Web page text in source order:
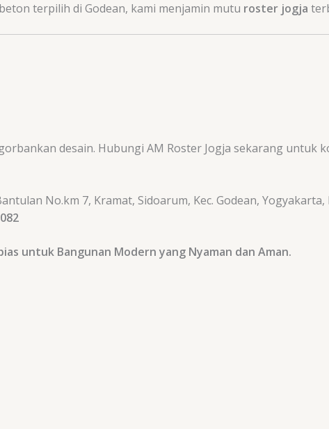
terpilih di Godean, kami menjamin mutu roster jogja
desain. Hubungi AM Roster Jogja sekarang untuk
No.km 7, Kramat, Sidoarum, Kec. Godean,
untuk Bangunan Modern yang Nyaman dan Aman.